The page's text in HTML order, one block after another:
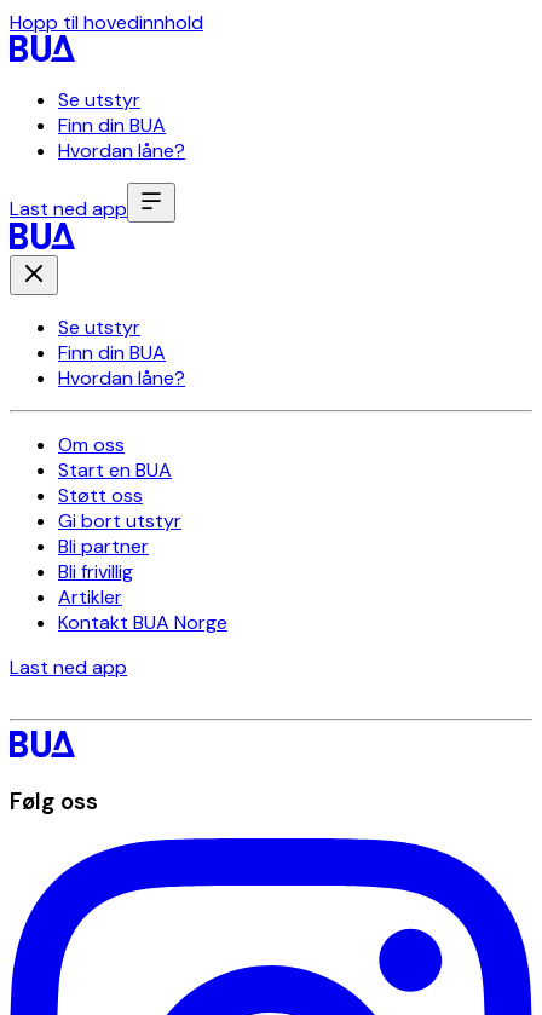
Hopp til hovedinnhold
Se utstyr
Finn din BUA
Hvordan låne?
Last ned app
Se utstyr
Finn din BUA
Hvordan låne?
Om oss
Start en BUA
Støtt oss
Gi bort utstyr
Bli partner
Bli frivillig
Artikler
Kontakt BUA Norge
Last ned app
Følg oss